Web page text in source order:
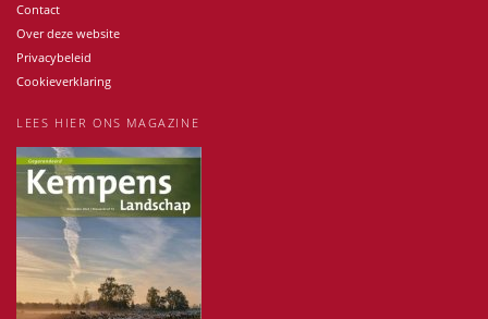
Contact
Over deze website
Privacybeleid
Cookieverklaring
LEES HIER ONS MAGAZINE